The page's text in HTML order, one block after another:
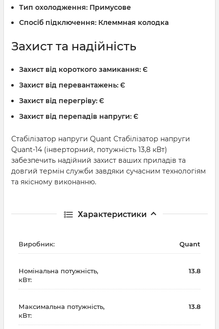
Тип охолодження: Примусове
Спосіб підключення: Клеммная колодка
Захист та надійність
Захист від короткого замикання: Є
Захист від перевантажень: Є
Захист від перегріву: Є
Захист від перепадів напруги: Є
Стабілізатор напруги Quant Стабілізатор напруги
Quant-14 (інверторний, потужність 13,8 кВт)
забезпечить надійний захист ваших приладів та
довгий термін служби завдяки сучасним технологіям
та якісному виконанню.
Характеристики
Виробник: Quant
Номінальна потужність,
кВт:
13.8
Максимальна потужність,
кВт:
13.8